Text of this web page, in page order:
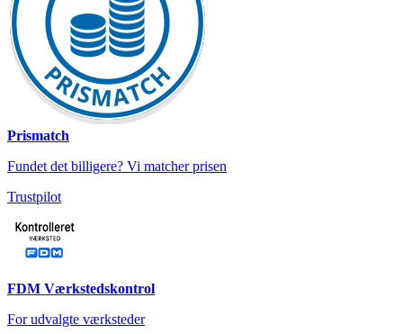
Prismatch
Fundet det billigere? Vi matcher prisen
Trustpilot
FDM Værkstedskontrol
For udvalgte værksteder